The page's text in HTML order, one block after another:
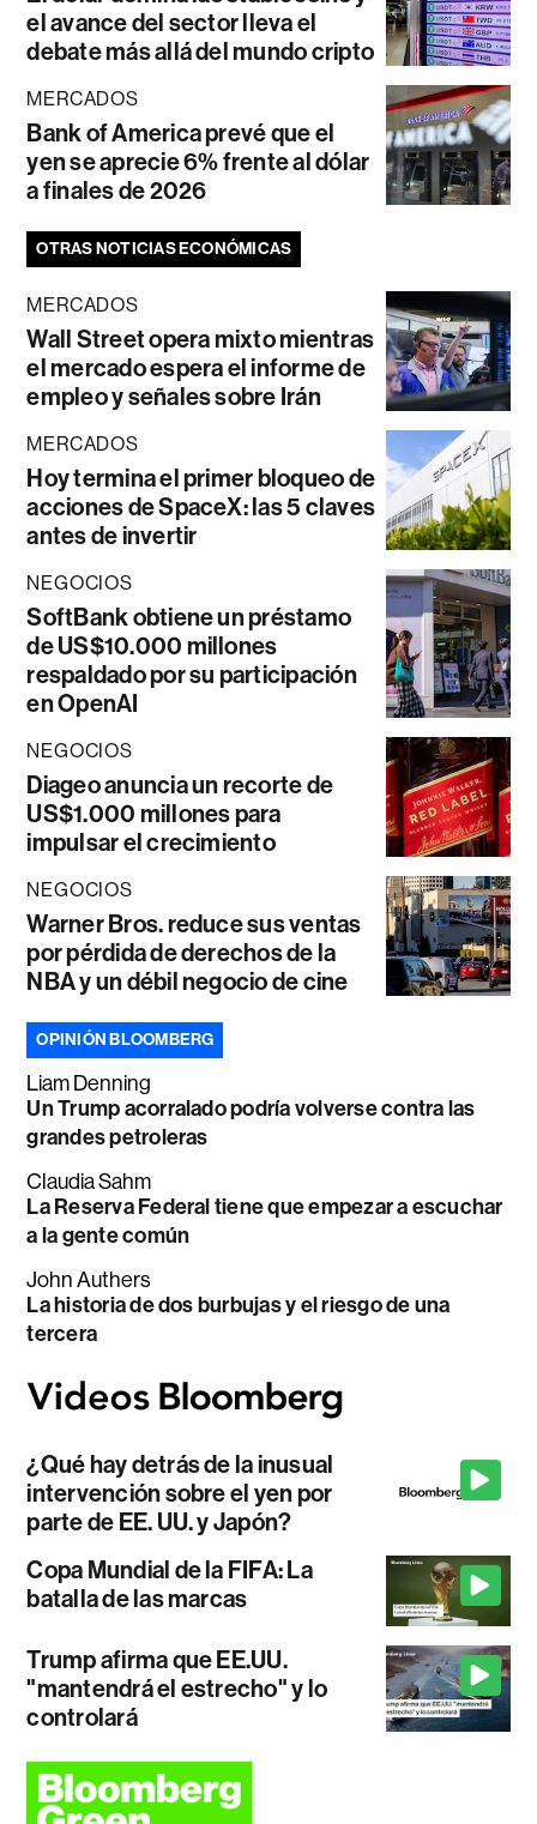
el avance del sector lleva el
debate más allá del mundo cripto
MERCADOS
Bank of America prevé que el
yen se aprecie 6% frente al dólar
a finales de 2026
OTRAS NOTICIAS ECONÓMICAS
MERCADOS
Wall Street opera mixto mientras
el mercado espera el informe de
empleo y señales sobre Irán
MERCADOS
Hoy termina el primer bloqueo de
acciones de SpaceX: las 5 claves
antes de invertir
NEGOCIOS
SoftBank obtiene un préstamo
de US$10.000 millones
respaldado por su participación
en OpenAI
NEGOCIOS
Diageo anuncia un recorte de
US$1.000 millones para
impulsar el crecimiento
NEGOCIOS
Warner Bros. reduce sus ventas
por pérdida de derechos de la
NBA y un débil negocio de cine
OPINIÓN BLOOMBERG
Liam Denning
Un Trump acorralado podría volverse contra las
grandes petroleras
Claudia Sahm
La Reserva Federal tiene que empezar a escuchar
a la gente común
John Authers
La historia de dos burbujas y el riesgo de una
tercera
¿Qué hay detrás de la inusual
intervención sobre el yen por
parte de EE. UU. y Japón?
Copa Mundial de la FIFA: La
batalla de las marcas
Trump afirma que EE.UU.
"mantendrá el estrecho" y lo
controlará